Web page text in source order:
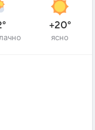
+20°
ясно